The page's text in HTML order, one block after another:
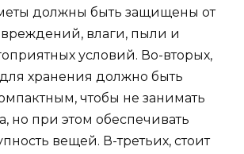
должны быть защищены от
влаги, пыли и
условий. Во-вторых,
хранения должно быть
чтобы не занимать
но при этом обеспечивать
вещей. В-третьих, стоит